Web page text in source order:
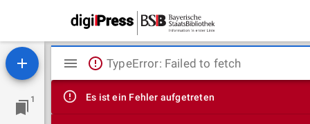
1
Mirador
Viewer
TypeError: Failed to fetch
Es ist ein Fehler aufgetreten